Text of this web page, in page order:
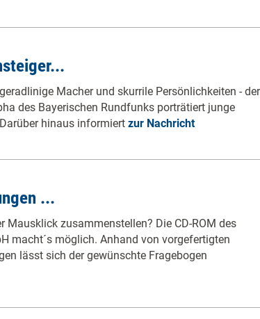
Macher und skurrile Persönlichkeiten - der
des Bayerischen Rundfunks porträtiert junge
hinaus informiert zur Nachricht
...
Mausklick zusammenstellen? Die CD-ROM des
macht´s möglich. Anhand von vorgefertigten
lässt sich der gewünschte Fragebogen